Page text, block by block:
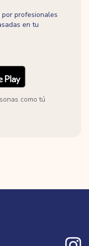
por profesionales
en tu
como tú